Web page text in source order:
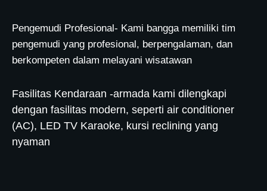
Pengemudi Profesional- Kami bangga memiliki tim
pengemudi yang profesional, berpengalaman, dan
berkompeten dalam melayani wisatawan
Fasilitas Kendaraan -armada kami dilengkapi
dengan fasilitas modern, seperti air conditioner
(AC), LED TV Karaoke, kursi reclining yang
nyaman